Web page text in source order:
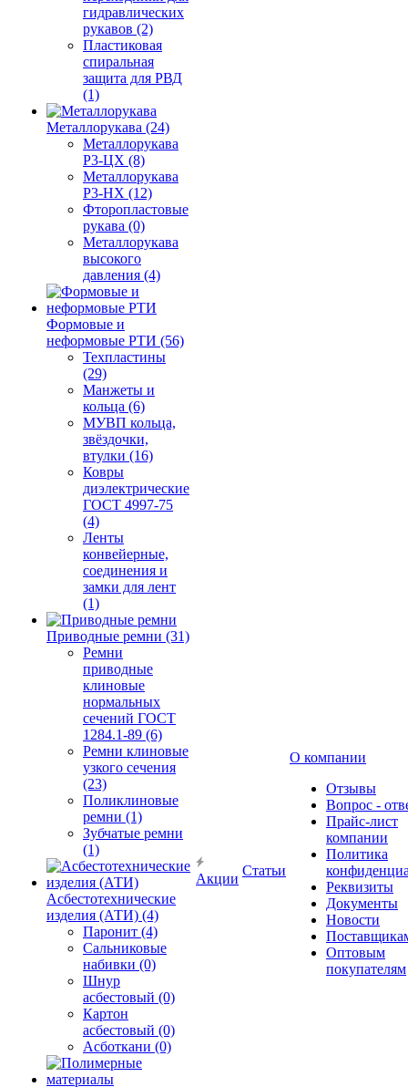
гидравлических
рукавов (2)
Пластиковая
спиральная
защита для РВД
(1)
Металлорукава (24)
Металлорукава
Р3-ЦХ (8)
Металлорукава
Р3-НХ (12)
Фторопластовые
рукава (0)
Металлорукава
высокого
давления (4)
Формовые и
неформовые РТИ (56)
Техпластины
(29)
Манжеты и
кольца (6)
МУВП кольца,
звёздочки,
втулки (16)
Ковры
диэлектрические
ГОСТ 4997-75
(4)
Ленты
конвейерные,
соединения и
замки для лент
(1)
Приводные ремни (31)
Ремни
приводные
клиновые
нормальных
сечений ГОСТ
1284.1-89 (6)
Ремни клиновые
узкого сечения
(23)
Поликлиновые
ремни (1)
Зубчатые ремни
(1)
Асбестотехнические
изделия (АТИ) (4)
Паронит (4)
Сальниковые
набивки (0)
Шнур
асбестовый (0)
Картон
асбестовый (0)
Асботкани (0)
Акции
Статьи
О компании
Отзывы
Вопрос -
Прайс-лист
компании
Политика
Реквизиты
Документы
Новости
Оптовым
покупателям